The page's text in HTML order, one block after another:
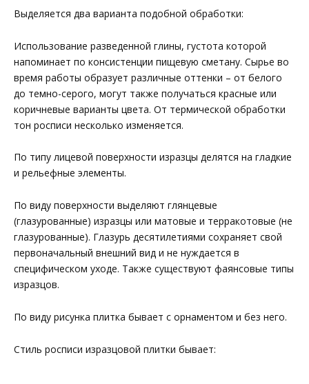
Выделяется два варианта подобной обработки:
Использование разведенной глины, густота которой
напоминает по консистенции пищевую сметану. Сырье во
время работы образует различные оттенки – от белого
до темно-серого, могут также получаться красные или
коричневые варианты цвета. От термической обработки
тон росписи несколько изменяется.
По типу лицевой поверхности изразцы делятся на гладкие
и рельефные элементы.
По виду поверхности выделяют глянцевые
(глазурованные) изразцы или матовые и терракотовые (не
глазурованные). Глазурь десятилетиями сохраняет свой
первоначальный внешний вид и не нуждается в
специфическом уходе. Также существуют фаянсовые типы
изразцов.
По виду рисунка плитка бывает с орнаментом и без него.
Стиль росписи изразцовой плитки бывает: